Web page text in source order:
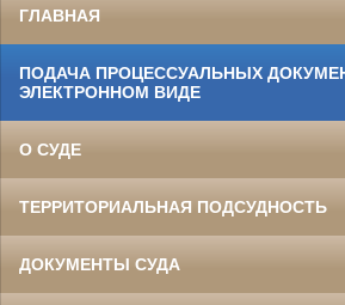
ГЛАВНАЯ
ПОДАЧА ПРОЦЕССУАЛЬНЫХ
ЭЛЕКТРОННОМ ВИДЕ
О СУДЕ
ТЕРРИТОРИАЛЬНАЯ ПОДСУДНОСТЬ
ДОКУМЕНТЫ СУДА